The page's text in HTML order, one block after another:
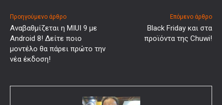
Προηγούμενο άρθρο
Αναβαθμίζεται η MIUI 9 με
Android 8! Δείτε ποιο
μοντέλο θα πάρει πρώτο την
νέα έκδοση!
Επόμενο άρθρο
Black Friday και στα
προϊόντα της Chuwi!